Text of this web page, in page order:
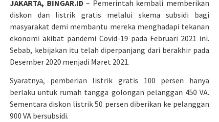
JAKARTA, BINGAR.ID – Pemerintah kembali memberikan
diskon dan listrik gratis melalui skema subsidi bagi
masyarakat demi membantu mereka menghadapi tekanan
ekonomi akibat pandemi Covid-19 pada Februari 2021 ini.
Sebab, kebijakan itu telah diperpanjang dari berakhir pada
Desember 2020 menjadi Maret 2021.
Syaratnya, pemberian listrik gratis 100 persen hanya
berlaku untuk rumah tangga golongan pelanggan 450 VA.
Sementara diskon listrik 50 persen diberikan ke pelanggan
900 VA bersubsidi.